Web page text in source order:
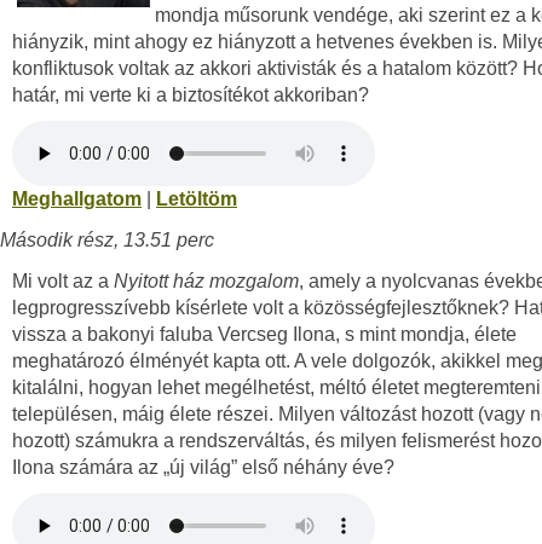
mondja műsorunk vendége, aki szerint ez a
hiányzik, mint ahogy ez hiányzott a hetvenes években is.
konfliktusok voltak az akkori aktivisták és a hatalom között?
határ, mi verte ki a biztosítékot akkoriban?
Meghallgatom
Letöltöm
Második rész, 13.51 perc
Mi volt az a Nyitott ház mozgalom, amely a nyolcvanas
legprogresszívebb kísérlete volt a közösségfejlesztőknek?
vissza a bakonyi faluba Vercseg Ilona, s mint mondja, élete
meghatározó élményét kapta ott. A vele dolgozók, akikkel
kitalálni, hogyan lehet megélhetést, méltó életet
településen, máig élete részei. Milyen változást hozott (vagy
hozott) számukra a rendszerváltás, és milyen felismerést
Ilona számára az „új világ” első néhány éve?